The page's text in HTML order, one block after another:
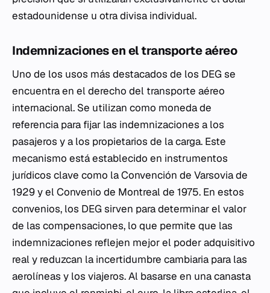
estadounidense u otra divisa individual.
Indemnizaciones en el transporte aéreo
Uno de los usos más destacados de los DEG se
encuentra en el derecho del transporte aéreo
internacional. Se utilizan como moneda de
referencia para fijar las indemnizaciones a los
pasajeros y a los propietarios de la carga. Este
mecanismo está establecido en instrumentos
jurídicos clave como la Convención de Varsovia de
1929 y el Convenio de Montreal de 1975. En estos
convenios, los DEG sirven para determinar el valor
de las compensaciones, lo que permite que las
indemnizaciones reflejen mejor el poder adquisitivo
real y reduzcan la incertidumbre cambiaria para las
aerolíneas y los viajeros. Al basarse en una canasta